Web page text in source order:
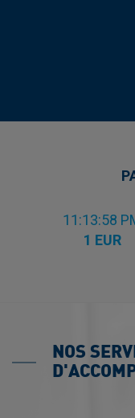
11:13:59
1 EUR
NOS